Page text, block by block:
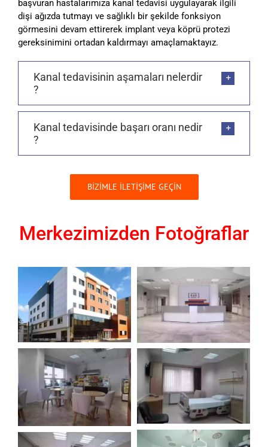
başvuran hastalarımıza kanal tedavisi uygulayarak ilgili
dişi ağızda tutmayı ve sağlıklı bir şekilde fonksiyon
görmesini devam ettirerek implant veya köprü protezi
gereksinimini ortadan kaldırmayı amaçlamaktayız.
Kanal tedavisinin aşamaları nelerdir
?
Kanal tedavisinde başarı oranı nedir
?
BİZİMLE İLETİŞİME GEÇİN
Merkezimizden Fotoğraflar